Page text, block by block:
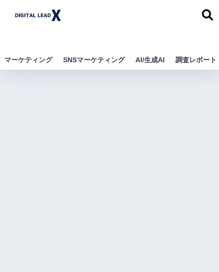
デジタルリードエック
マーケティング SNSマーケティング AI/生成AI 調査レポート